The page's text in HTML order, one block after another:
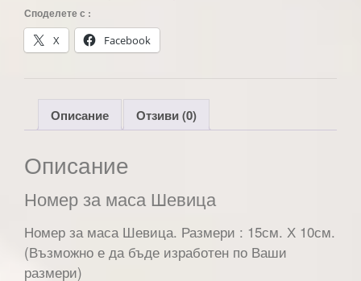
Споделете с :
X
Facebook
Описание Отзиви (0)
Описание
Номер за маса Шевица
Номер за маса Шевица. Размери : 15см. Х 10см.
(Възможно е да бъде изработен по Ваши
размери)